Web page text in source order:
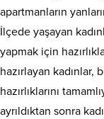
apartmanların
İlçede yaşayan
yapmak için
hazırlayan kadınlar,
hazırlıklarını
ayrıldıktan sonra